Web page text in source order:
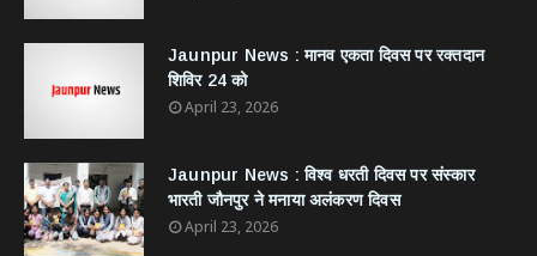
Jaunpur News : ​मानव एकता दिवस पर रक्तदान
शिविर 24 को
April 23, 2026
Jaunpur News : विश्व धरती दिवस पर संस्कार
भारती जौनपुर ने मनाया अलंकरण दिवस
April 23, 2026